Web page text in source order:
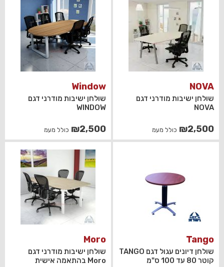
NOVA
שולחן ישיבות מודרני דגם
NOVA
₪2,500 כולל מעמ
Window
שולחן ישיבות מודרני דגם
WINDOW
₪2,500 כולל מעמ
Tango
שולחן דיונים עגול דגם TANGO
קוטר 80 עד 100 ס"מ
Moro
שולחן ישיבות מודרני דגם
Moro בהתאמה אישית